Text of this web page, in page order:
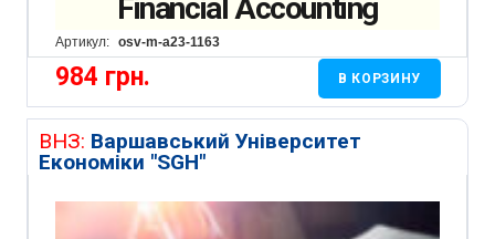
Financial Accounting
Артикул: osv-m-a23-1163
984 грн. В КОРЗИНУ
ВНЗ: Варшавський Університет
Економіки "SGH"